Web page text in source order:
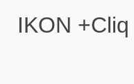
IKON +Cliq